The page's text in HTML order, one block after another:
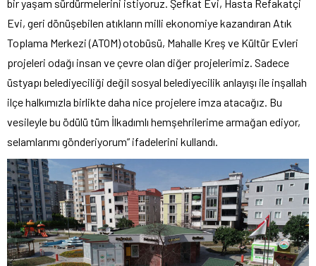
bir yaşam sürdürmelerini istiyoruz. Şefkat Evi, Hasta Refakatçi
Evi, geri dönüşebilen atıkların milli ekonomiye kazandıran Atık
Toplama Merkezi (ATOM) otobüsü, Mahalle Kreş ve Kültür Evleri
projeleri odağı insan ve çevre olan diğer projelerimiz. Sadece
üstyapı belediyeciliği değil sosyal belediyecilik anlayışı ile inşallah
ilçe halkımızla birlikte daha nice projelere imza atacağız. Bu
vesileyle bu ödülü tüm İlkadımlı hemşehrilerime armağan ediyor,
selamlarımı gönderiyorum” ifadelerini kullandı.